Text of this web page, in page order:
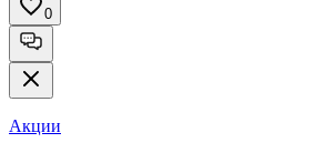
0
Акции